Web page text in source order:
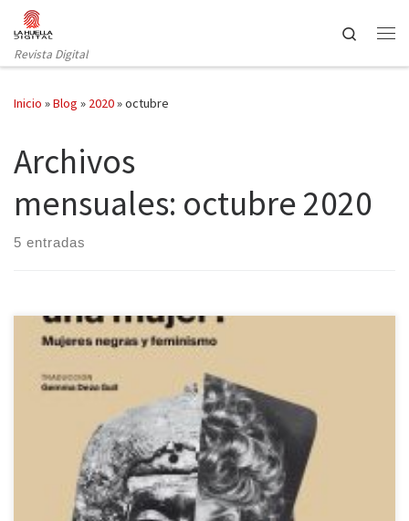
Saltar al contenido
Revista Digital
Search
Inicio »Blog » 2020»octubre
Archivos
mensuales: octubre 2020
5 entradas
¿Cómo llegasteis a ser las feministas que sois hoy? Creo que
puedo afirmar que muchas de nosotras llegamos al feminismo a
través de nuestra propia experiencia de ser mujeres en un sistema
patriarcal. Nos vimos reflejadas en esas lecturas donde
establecimos paralelismos entre las vidas de las escribientes y las